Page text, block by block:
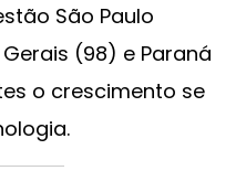
São Paulo
(98) e Paraná
o crescimento se